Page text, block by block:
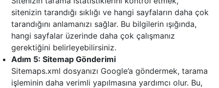
sitenizin tarandığı sıklığı ve hangi sayfaların daha çok
tarandığını anlamanızı sağlar. Bu bilgilerin ışığında,
hangi sayfalar üzerinde daha çok çalışmanız
gerektiğini belirleyebilirsiniz.
Adım 5: Sitemap Gönderimi
Sitemaps.xml dosyanızı Google’a göndermek, tarama
işleminin daha verimli yapılmasına yardımcı olur. Bu,